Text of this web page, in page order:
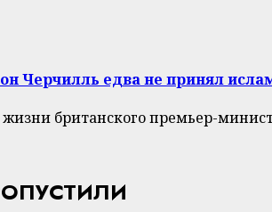
Черчилль едва не принял
жизни британского премьер-